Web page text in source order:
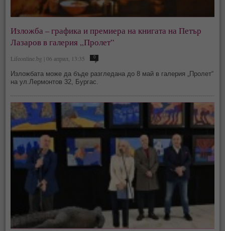
Изложба – графика и премиера на книгата на Петър
Лазаров в галерия „Пролет“
Lifeonline.bg | 06 април, 13:35 0
Изложбата може да бъде разгледана до 8 май в галерия „Пролет“
на ул.Лермонтов 32, Бургас.